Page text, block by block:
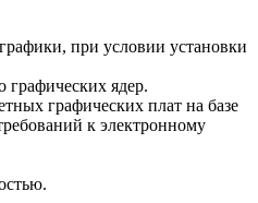
при условии установки
графических ядер.
графических плат на базе
к электронному